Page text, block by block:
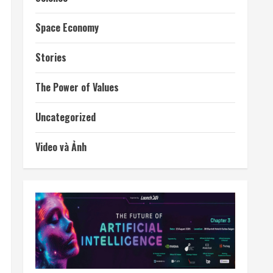
Space Economy
Stories
The Power of Values
Uncategorized
Video và Ảnh